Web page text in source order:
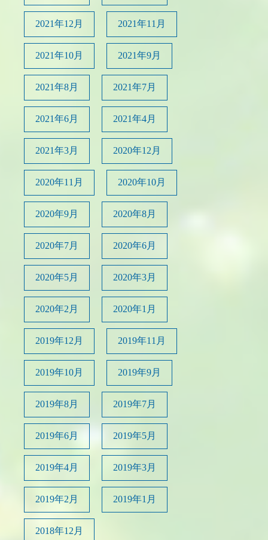
2021年12月 2021年11月
2021年10月 2021年9月
2021年8月 2021年7月
2021年6月 2021年4月
2021年3月 2020年12月
2020年11月 2020年10月
2020年9月 2020年8月
2020年7月 2020年6月
2020年5月 2020年3月
2020年2月 2020年1月
2019年12月 2019年11月
2019年10月 2019年9月
2019年8月 2019年7月
2019年6月 2019年5月
2019年4月 2019年3月
2019年2月 2019年1月
2018年12月